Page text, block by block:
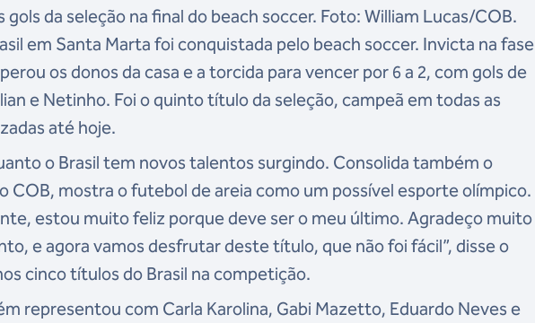
da seleção na final do beach soccer. Foto: William Lucas/COB.
em Santa Marta foi conquistada pelo beach soccer. Invicta na fase
os donos da casa e a torcida para vencer por 6 a 2, com gols de
e Netinho. Foi o quinto título da seleção, campeã em todas as
até hoje.
o Brasil tem novos talentos surgindo. Consolida também o
COB, mostra o futebol de areia como um possível esporte olímpico.
estou muito feliz porque deve ser o meu último. Agradeço muito
e agora vamos desfrutar deste título, que não foi fácil”, disse o
cinco títulos do Brasil na competição.
representou com Carla Karolina, Gabi Mazetto, Eduardo Neves e